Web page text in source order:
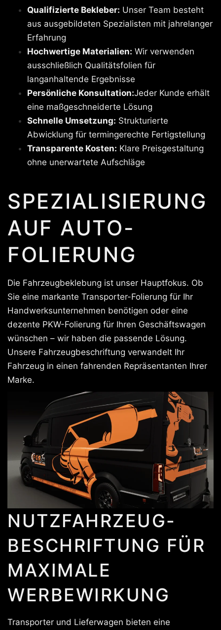
Qualifizierte Bekleber: Unser Team besteht
aus ausgebildeten Spezialisten mit jahrelanger
Erfahrung
Hochwertige Materialien: Wir verwenden
ausschließlich Qualitätsfolien für
langanhaltende Ergebnisse
Persönliche Konsultation:Jeder Kunde erhält
eine maßgeschneiderte Lösung
Schnelle Umsetzung: Strukturierte
Abwicklung für termingerechte Fertigstellung
Transparente Kosten: Klare Preisgestaltung
ohne unerwartete Aufschläge
SPEZIALISIERUNG
AUF AUTO-
FOLIERUNG
Die Fahrzeugbeklebung ist unser Hauptfokus. Ob
Sie eine markante Transporter-Folierung für Ihr
Handwerksunternehmen benötigen oder eine
dezente PKW-Folierung für Ihren Geschäftswagen
wünschen – wir haben die passende Lösung.
Unsere Fahrzeugbeschriftung verwandelt Ihr
Fahrzeug in einen fahrenden Repräsentanten Ihrer
Marke.
NUTZFAHRZEUG-
BESCHRIFTUNG FÜR
MAXIMALE
WERBEWIRKUNG
Transporter und Lieferwagen bieten eine